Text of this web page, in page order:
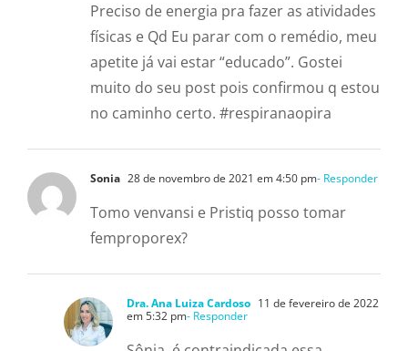
Preciso de energia pra fazer as atividades
físicas e Qd Eu parar com o remédio, meu
apetite já vai estar “educado”. Gostei
muito do seu post pois confirmou q estou
no caminho certo. #respiranaopira
Sonia 28 de novembro de 2021 em 4:50 pm- Responder
Tomo venvansi e Pristiq posso tomar
femproporex?
Dra. Ana Luiza Cardoso 11 de fevereiro de 2022
em 5:32 pm- Responder